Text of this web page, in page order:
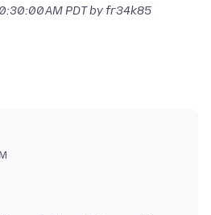
AM PDTby fr34k85